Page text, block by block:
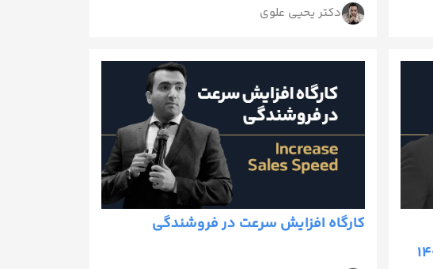
دکتر یحیی علوی
کارگاه افزایش سرعت در فروشندگی